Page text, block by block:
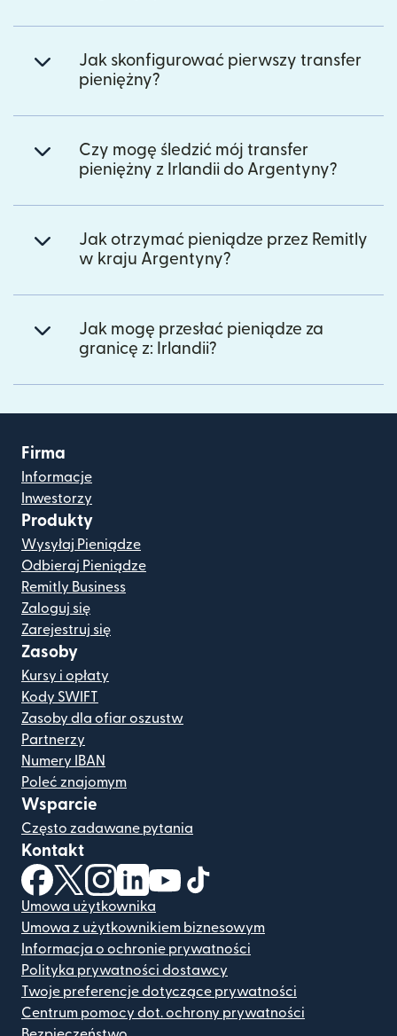
Jak skonfigurować pierwszy transfer
pieniężny?
Czy mogę śledzić mój transfer
pieniężny z Irlandii do Argentyny?
Jak otrzymać pieniądze przez Remitly
w kraju Argentyny?
Jak mogę przesłać pieniądze za
granicę z: Irlandii?
Firma
Informacje
Inwestorzy
Produkty
Wysyłaj Pieniądze
Odbieraj Pieniądze
Remitly Business
Zaloguj się
Zarejestruj się
Zasoby
Kursy i opłaty
Kody SWIFT
Zasoby dla ofiar oszustw
Partnerzy
Numery IBAN
Poleć znajomym
Wsparcie
Często zadawane pytania
Kontakt
(otwiera się w nowym oknie)
(otwiera się w nowym oknie)
(otwiera się w nowym oknie)
(otwiera się w nowym oknie)
(otwiera się w nowym oknie)
Umowa użytkownika
Umowa z użytkownikiem biznesowym
Informacja o ochronie prywatności
Polityka prywatności dostawcy
Twoje preferencje dotyczące prywatności
Centrum pomocy dot. ochrony prywatności